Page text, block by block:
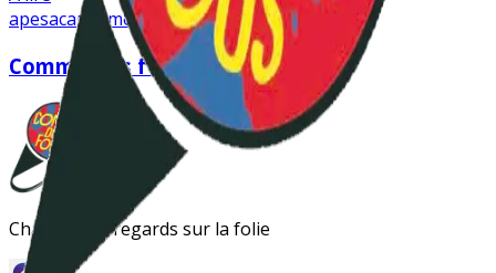
apesacautismedépakine
Comme des fous
Changer les regards sur la folie